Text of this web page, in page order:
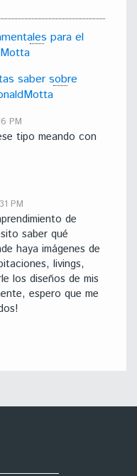
para el
saber sobre
PM
tipo meando con
PM
de
saber qué
haya imágenes de
livings,
los diseños de mis
espero que me